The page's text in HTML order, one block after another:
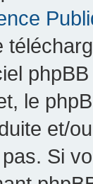
le
et/
Si